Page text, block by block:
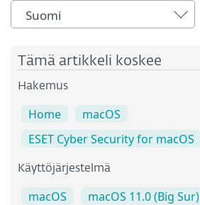
Suomi
Tämä artikkeli koskee
Hakemus
Home
macOS
ESET Cyber Security for macOS
Käyttöjärjestelmä
macOS
macOS 11.0 (Big Sur)